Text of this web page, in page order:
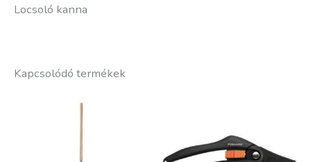
Locsoló kanna
Kapcsolódó termékek